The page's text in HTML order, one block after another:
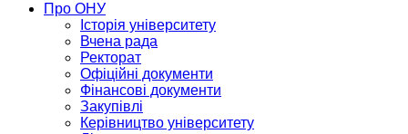
Про ОНУ
Історія університету
Вчена рада
Ректорат
Офіційні документи
Фінансові документи
Закупівлі
Керівництво університету